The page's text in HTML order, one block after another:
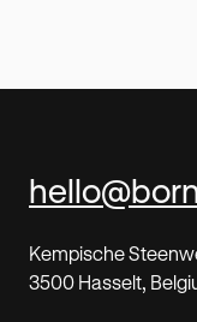
Kempische
3500 Hasselt,